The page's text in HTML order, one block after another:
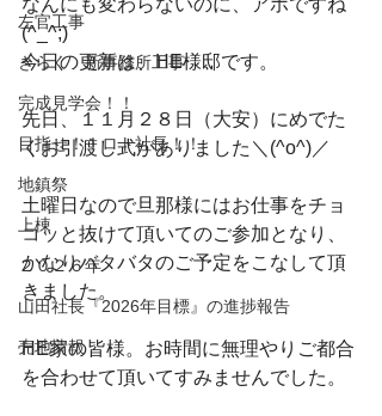
左官工事
きらく 新事務所工事
完成見学会！！
目指せ！！ロト社長！！
地鎮祭
上棟
２０２６年
山田社長『2026年目標』の進捗報告
売地情報
なんにも変わらないのに、アホですね
(^_^;)
今日の更新は、HE様邸です。
先日、１１月２８日（大安）にめでた
くお引渡し式がありました＼(^o^)／
土曜日なので旦那様にはお仕事をチョ
コッと抜けて頂いてのご参加となり、
かなりバタバタのご予定をこなして頂
きました。
HE家の皆様。お時間に無理やりご都合
を合わせて頂いてすみませんでした。